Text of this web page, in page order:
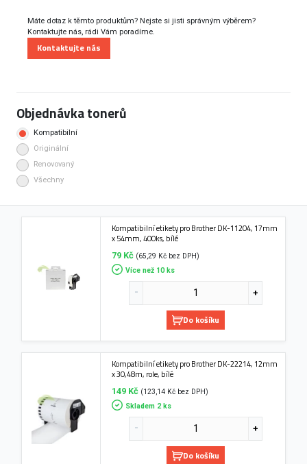
Máte dotaz k těmto produktům? Nejste si jisti správným výběrem?
Kontaktujte nás, rádi Vám poradíme.
Kontaktujte nás
Objednávka tonerů
Kompatibilní
Originální
Renovovaný
Všechny
Kompatibilní etikety pro Brother DK-11204, 17mm
x 54mm, 400ks, bílé
79 Kč (65,29 Kč bez DPH)
Více než 10 ks
Do košíku
Kompatibilní etikety pro Brother DK-22214, 12mm
x 30,48m, role, bílé
149 Kč (123,14 Kč bez DPH)
Skladem 2 ks
Do košíku